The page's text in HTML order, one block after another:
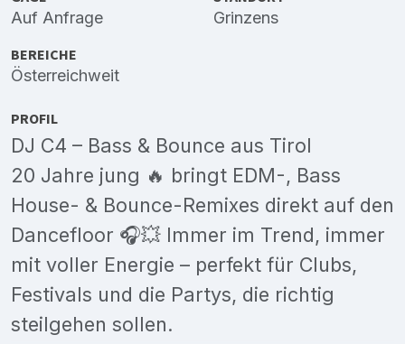
Auf Anfrage Grinzens
BEREICHE
Österreichweit
PROFIL
DJ C4 – Bass & Bounce aus Tirol
20 Jahre jung 🔥 bringt EDM-, Bass
House- & Bounce-Remixes direkt auf den
Dancefloor 🎧💥 Immer im Trend, immer
mit voller Energie – perfekt für Clubs,
Festivals und die Partys, die richtig
steilgehen sollen.